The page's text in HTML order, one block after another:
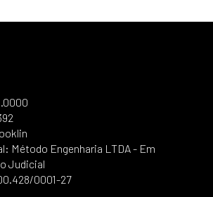
Método Engenharia LTDA - Em
Judicial
0001-27